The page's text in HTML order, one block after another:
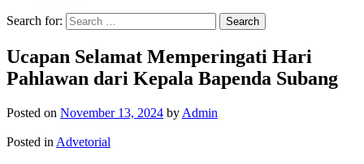
Search for:
Ucapan Selamat Memperingati Hari
Pahlawan dari Kepala Bapenda Subang
Posted on November 13, 2024 by Admin
Posted in Advetorial